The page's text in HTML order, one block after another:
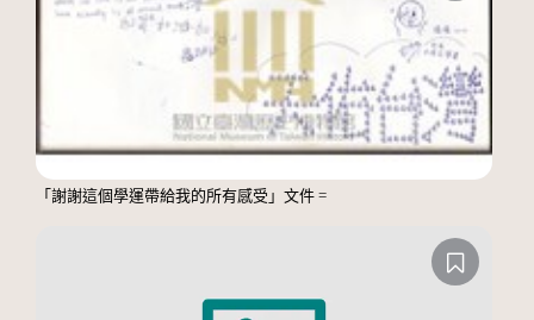
「謝謝這個學運帶給我的所有感受」文件 =